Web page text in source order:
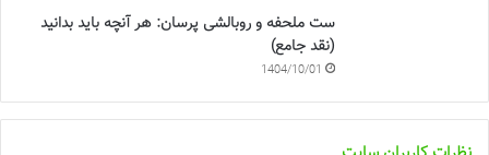
ست ملحفه و روبالشی پرسان: هر آنچه باید بدانید
(نقد جامع)
1404/10/01